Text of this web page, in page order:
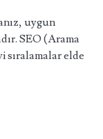
uygun
SEO (Arama
sıralamalar elde